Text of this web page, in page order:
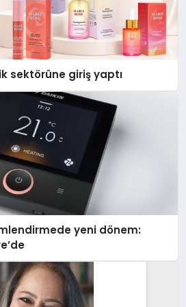
sektörüne giriş yaptı
yeni dönem: